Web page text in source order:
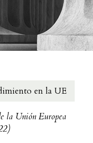
en la UE
la Unión Europea